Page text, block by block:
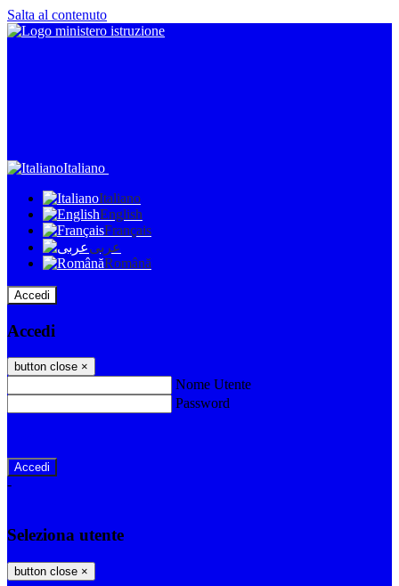
Salta al contenuto
Italiano
Italiano
English
Français
عربى
Română
Accedi
Accedi
button close ×
Nome Utente
Password
-
Seleziona utente
button close ×